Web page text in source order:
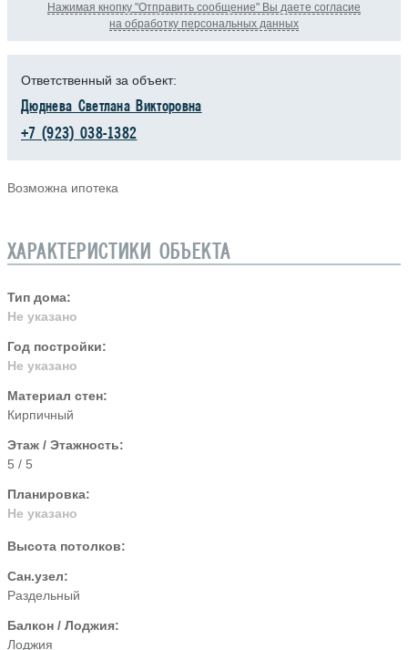
Нажимая кнопку "Отправить сообщение" Вы даете согласие
на обработку персональных данных
Ответственный за объект:
Дюднева Светлана Викторовна
+7 (923) 038-1382
Возможна ипотека
ХАРАКТЕРИСТИКИ ОБЪЕКТА
Тип дома:
Не указано
Год постройки:
Не указано
Материал стен:
Кирпичный
Этаж / Этажность:
5 / 5
Планировка:
Не указано
Высота потолков:
Сан.узел:
Раздельный
Балкон / Лоджия:
Лоджия